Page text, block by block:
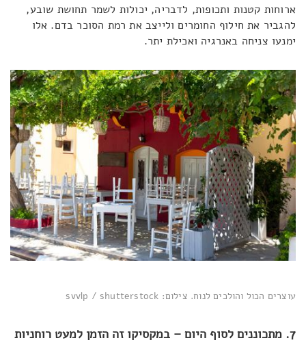
ארוחות קטנות ותכופות, לדבריה, יכולות לשמר תחושת שובע,
להגביר את חילוף החומרים ולייצב את רמת הסוכר בדם. אלו
ימנעו צניחה באנרגיה ואכילת יתר.
עוצרים הכול והולכים לנוח. צילום: svvlp / shutterstock
7. מתכוננים לסוף היום – במקסיקו זה הזמן למעט רוחניות